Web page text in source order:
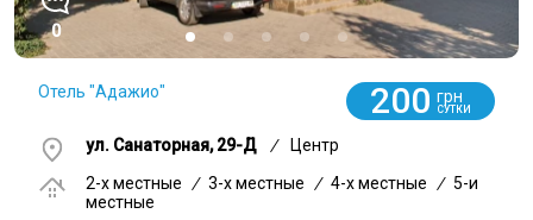
0
Отель "Адажио" 200 грн
СУТКИ
ул. Санаторная, 29-Д /
Центр
2-x местные
/ 3-x местные / 4-x местные / 5-и
местные